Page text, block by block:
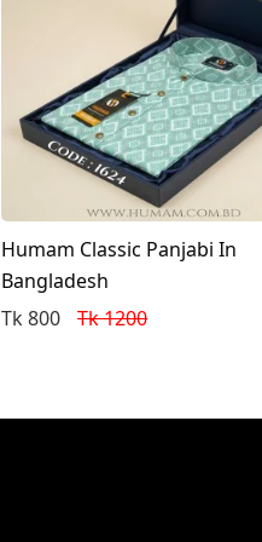
Humam Classic Panjabi In
Bangladesh
Tk 800
Tk 1200